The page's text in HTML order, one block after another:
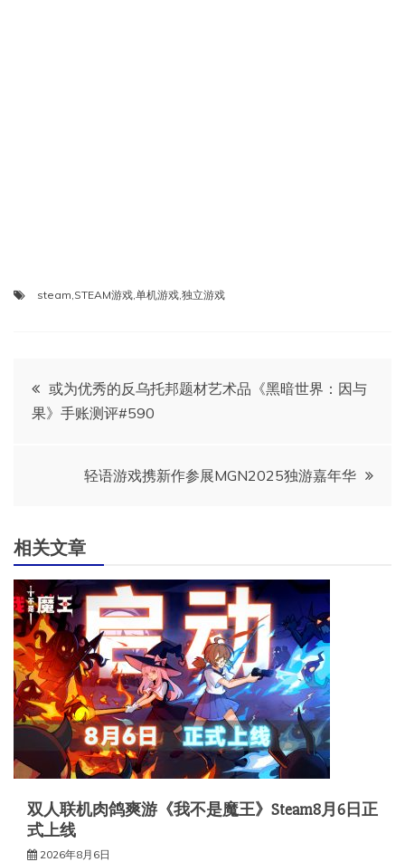
steam STEAM游戏 单机游戏 独立游戏
文
章
或为优秀的反乌托邦题材艺术品《黑暗世界：因与
果》手账测评#590
轻语游戏携新作参展MGN2025独游嘉年华
相关文章
双人联机肉鸽爽游《我不是魔王》Steam8月6日正
式上线
2026年8月6日